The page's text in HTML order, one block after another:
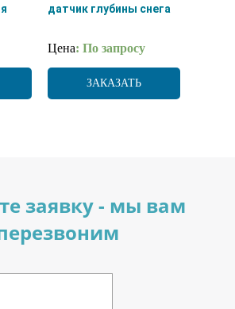
датчик глубины снега
Цена: По запросу
ЗАКАЗАТЬ
заявку - мы вам